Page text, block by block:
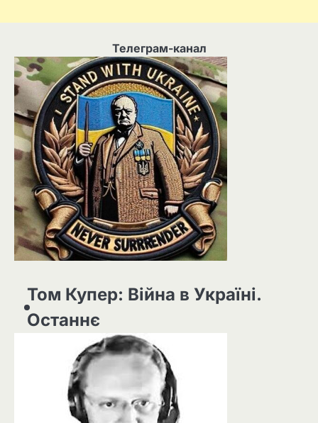
Телеграм-канал
Том Купер: Війна в Україні.
Останнє